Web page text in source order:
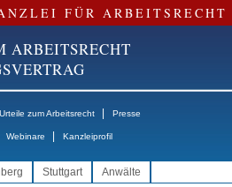
FÜR ARBEITSRECHT
ARBEITSRECHT
Urteile zum Arbeitsrecht Presse
Webinare Kanzleiprofil
Stuttgart Anwälte